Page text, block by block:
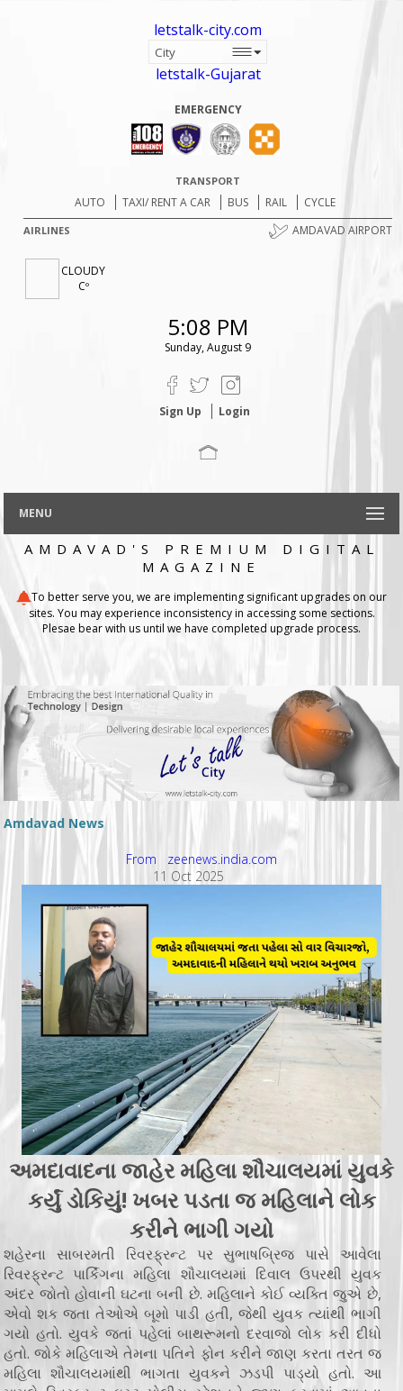
letstalk-city.com
letstalk-Gujarat
EMERGENCY
TRANSPORT
AUTO TAXI/ RENT A CAR BUS RAIL CYCLE
AIRLINES AMDAVAD AIRPORT
CLOUDY
Cº
5:08 PM
Sunday, August 9
Sign Up Login
MENU
AMDAVAD'S PREMIUM DIGITAL
MAGAZINE
To better serve you, we are implementing significant upgrades on our
sites. You may experience inconsistency in accessing some sections.
Plesae bear with us until we have completed upgrade process.
Amdavad News
From zeenews.india.com
11 Oct 2025
અમદાવાદના જાહેર મહિલા શૌચાલયમાં યુવકે
કર્યું ડોકિયું! ખબર પડતા જ મહિલાને લોક
કરીને ભાગી ગયો
શહેરના સાબરમતી રિવરફ્રન્ટ પર સુભાષબ્રિજ પાસે આવેલા
રિવરફ્રન્ટ પાર્કિંગના મહિલા શૌચાલયમાં દિવાલ ઉપરથી યુવક
અંદર જોતો હોવાની ઘટના બની છે. મહિલાને કોઈ વ્યક્તિ જુએ છે,
એવો શક જતા તેઓએ બૂમો પાડી હતી, જેથી યુવક ત્યાંથી ભાગી
ગયો હતો. યુવકે જતાં પહેલાં બાથરૂમનો દરવાજો લોક કરી દીધો
હતો. જોકે મહિલાએ તેમના પતિને ફોન કરીને જાણ કરતા તરત જ
મહિલા શૌચાલયમાંથી ભાગતા યુવકને ઝડપી પાડ્યો હતો. આ